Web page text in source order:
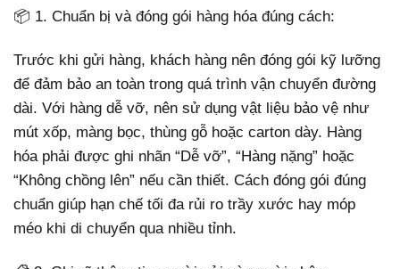
📦 1. Chuẩn bị và đóng gói hàng hóa đúng cách:
Trước khi gửi hàng, khách hàng nên đóng gói kỹ lưỡng
để đảm bảo an toàn trong quá trình vận chuyển đường
dài. Với hàng dễ vỡ, nên sử dụng vật liệu bảo vệ như
mút xốp, màng bọc, thùng gỗ hoặc carton dày. Hàng
hóa phải được ghi nhãn “Dễ vỡ”, “Hàng nặng” hoặc
“Không chồng lên” nếu cần thiết. Cách đóng gói đúng
chuẩn giúp hạn chế tối đa rủi ro trầy xước hay móp
méo khi di chuyển qua nhiều tỉnh.